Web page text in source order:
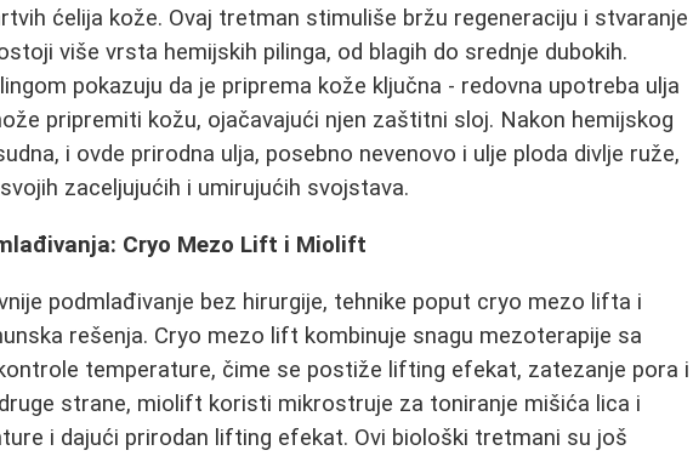
ćelija kože. Ovaj tretman stimuliše bržu regeneraciju i stvaranje
više vrsta hemijskih pilinga, od blagih do srednje dubokih.
pokazuju da je priprema kože ključna - redovna upotreba ulja
pripremiti kožu, ojačavajući njen zaštitni sloj. Nakon hemijskog
i ovde prirodna ulja, posebno nevenovo i ulje ploda divlje ruže,
zaceljujućih i umirujućih svojstava.
Cryo Mezo Lift i Miolift
podmlađivanje bez hirurgije, tehnike poput cryo mezo lifta i
rešenja. Cryo mezo lift kombinuje snagu mezoterapije sa
temperature, čime se postiže lifting efekat, zatezanje pora i
strane, miolift koristi mikrostruje za toniranje mišića lica i
i dajući prirodan lifting efekat. Ovi biološki tretmani su još